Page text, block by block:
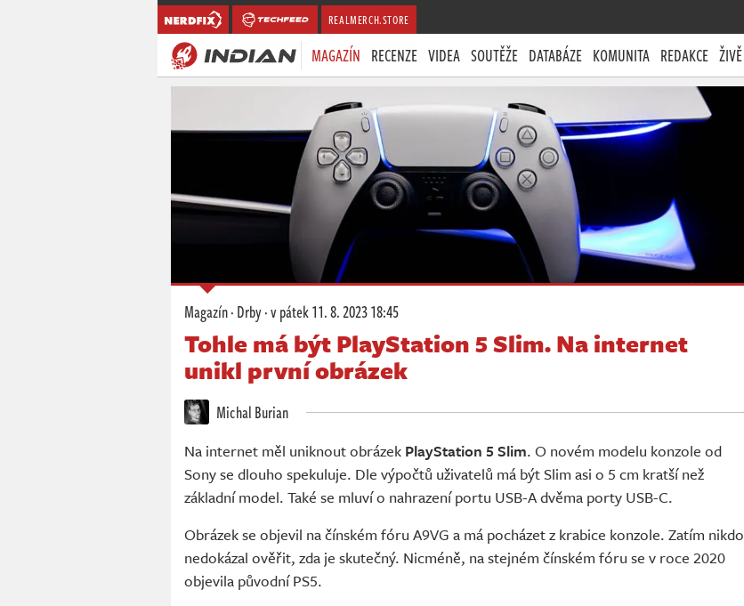
REALMERCH.STORE
MAGAZÍN RECENZE VIDEA SOUTĚŽE DATABÁZE KOMUNITA REDAKCE ŽIVĚ
Magazín·Drby·v pátek11. 8. 2023 18:45
Tohle má být PlayStation 5 Slim. Na internet
unikl první obrázek
Michal Burian
Na internet měl uniknout obrázek PlayStation 5 Slim. O novém modelu konzole od
Sony se dlouho spekuluje. Dle výpočtů uživatelů má být Slim asi o 5 cm kratší než
základní model. Také se mluví o nahrazení portu USB-A dvěma porty USB-C.
Obrázek se objevil na čínském fóru A9VG a má pocházet z krabice konzole. Zatím nikdo
nedokázal ověřit, zda je skutečný. Nicméně, na stejném čínském fóru se v roce 2020
objevila původní PS5.